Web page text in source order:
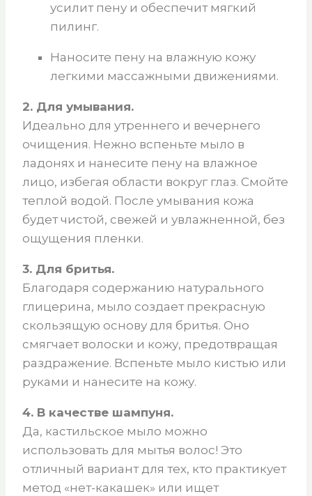
усилит пену и обеспечит мягкий
пилинг.
Наносите пену на влажную кожу
легкими массажными движениями.
2. Для умывания.
Идеально для утреннего и вечернего
очищения. Нежно вспеньте мыло в
ладонях и нанесите пену на влажное
лицо, избегая области вокруг глаз. Смойте
теплой водой. После умывания кожа
будет чистой, свежей и увлажненной, без
ощущения пленки.
3. Для бритья.
Благодаря содержанию натурального
глицерина, мыло создает прекрасную
скользящую основу для бритья. Оно
смягчает волоски и кожу, предотвращая
раздражение. Вспеньте мыло кистью или
руками и нанесите на кожу.
4. В качестве шампуня.
Да, кастильское мыло можно
использовать для мытья волос! Это
отличный вариант для тех, кто практикует
метод «нет-какашек» или ищет